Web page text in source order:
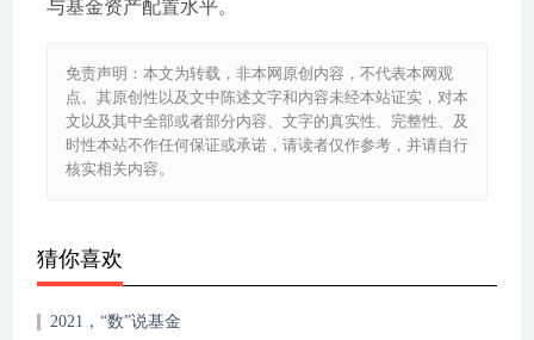
与基金资产配置水平。
免责声明：本文为转载，非本网原创内容，不代表本网观
点。其原创性以及文中陈述文字和内容未经本站证实，对本
文以及其中全部或者部分内容、文字的真实性、完整性、及
时性本站不作任何保证或承诺，请读者仅作参考，并请自行
核实相关内容。
猜你喜欢
2021，“数”说基金